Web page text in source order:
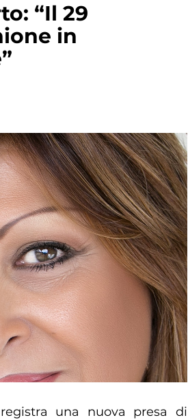
“Il 29
in
una nuova presa di